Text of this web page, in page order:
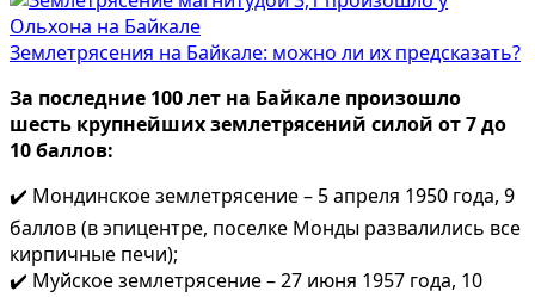
Землетрясения на Байкале: можно ли их предсказать?
За последние 100 лет на Байкале произошло
шесть крупнейших землетрясений силой от 7 до
10 баллов:
✔️ Мондинское землетрясение – 5 апреля 1950 года, 9
баллов (в эпицентре, поселке Монды развалились все
кирпичные печи);
✔️ Муйское землетрясение – 27 июня 1957 года, 10